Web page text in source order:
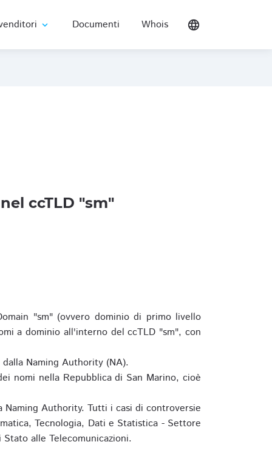
expand_more Documenti Whois language
ccTLD "sm"
"sm" (ovvero dominio di primo livello
a dominio all'interno del ccTLD "sm", con
Naming Authority (NA).
nomi nella Repubblica di San Marino, cioè
Authority. Tutti i casi di controversie
Tecnologia, Dati e Statistica - Settore
alle Telecomunicazioni.